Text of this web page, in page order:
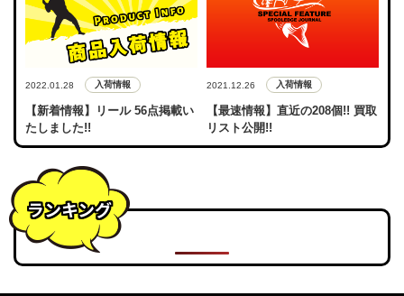
2022.01.28 入荷情報
【新着情報】リール 56点掲載い
たしました!!
2021.12.26 入荷情報
【最速情報】直近の208個!! 買取
リスト公開!!
ランキング